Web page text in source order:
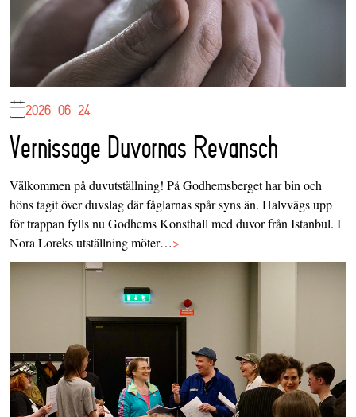
2026-06-24
Vernissage Duvornas Revansch
Välkommen på duvutställning! På Godhemsberget har bin och
höns tagit över duvslag där fåglarnas spår syns än. Halvvägs upp
för trappan fylls nu Godhems Konsthall med duvor från Istanbul. I
Nora Loreks utställning möter…>